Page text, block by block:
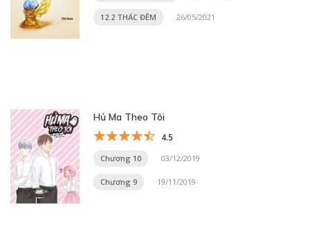
12.2 THÁC ĐÊM 26/05/2021
Hủ Ma Theo Tôi
4.5
Chương 10 03/12/2019
Chương 9 19/11/2019